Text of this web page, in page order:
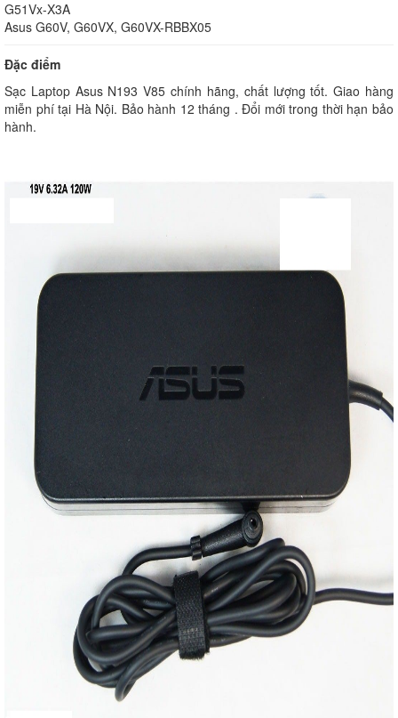
G51Vx-X3A
Asus G60V, G60VX, G60VX-RBBX05
Đặc điểm
Sạc Laptop Asus N193 V85 chính hãng, chất lượng tốt. Giao hàng
miễn phí tại Hà Nội. Bảo hành 12 tháng . Đổi mới trong thời hạn bảo
hành.